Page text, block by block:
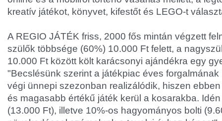
kreatív játékot, könyvet, kifestőt és LEGO-t
A REGIO JÁTÉK friss, 2000 fős mintán végzett
szülők többsége (60%) 10.000 Ft felett, a
10.000 Ft között költ karácsonyi ajándékra egy
"Becslésünk szerint a játékpiac éves
végi ünnepi szezonban realizálódik, hiszen
és magasabb értékű játék kerül a kosarakba.
(13.000 Ft), illetve 10%-os hagyományos bolti